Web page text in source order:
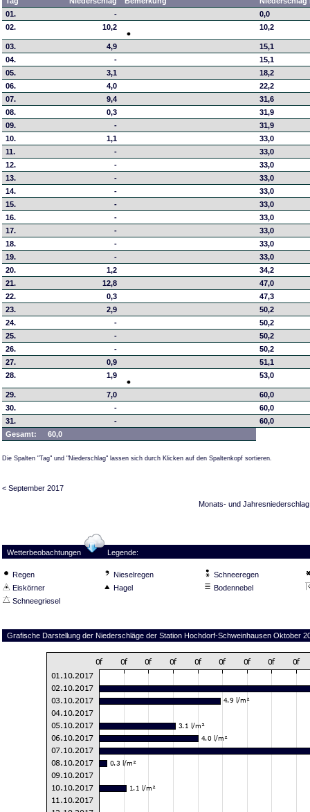
01.
-
0,0
02.
10,2 10,2
03. 4,9
15,1
04.
-
15,1
05.
3,1
18,2
06.
4,0
22,2
07.
9,4
31,6
08.
0,3
31,9
09.
-
31,9
10.
1,1
33,0
11.
-
33,0
12.
-
33,0
13.
-
33,0
14.
-
33,0
15.
-
33,0
16.
-
33,0
17.
-
33,0
18.
-
33,0
19.
-
33,0
20.
1,2
34,2
21.
12,8
47,0
22.
0,3
47,3
23.
2,9
50,2
24.
-
50,2
25.
-
50,2
26.
-
50,2
27.
0,9
51,1
28.
1,9 53,0
29. 7,0
60,0
30.
-
60,0
31.
-
60,0
Gesamt:
60,0
Die Spalten "Tag" und "Niederschlag" lassen sich durch Klicken auf den Spaltenkopf sortieren.
< September 2017
Monats- und Jahresniederschlag
Wetterbeobachtungen Legende:
Regen Nieselregen
Schneeregen
Eiskörner
Hagel
Bodennebel
Schneegriesel
Grafische Darstellung der Niederschläge der Station Hochdorf-Schweinhausen Oktober